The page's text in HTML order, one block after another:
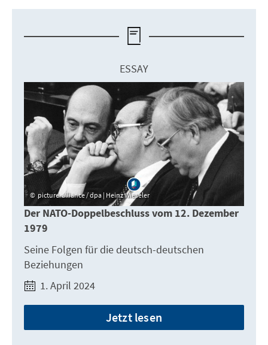
ESSAY
picture-alliance / dpa | Heinz Wieseler
Der NATO-Doppelbeschluss vom 12. Dezember
1979
Seine Folgen für die deutsch-deutschen
Beziehungen
1. April 2024
Jetzt lesen